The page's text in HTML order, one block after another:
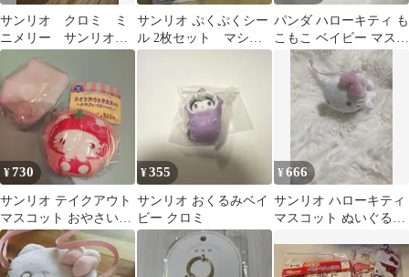
サンリオ クロミ ミ
ニメリー サンリオベ
ビー
サンリオ ぷくぷくシー
ル 2枚セット マシュ
マロシール クロミ
パンダ ハローキティ も
こもこ ベイビー マスコ
ット 2点セット
¥730
サンリオ テイクアウト
マスコット おやさいベ
ビーver. ハローキティ
¥355
サンリオ おくるみベイ
ビー クロミ
¥666
サンリオ ハローキティ
マスコット ぬいぐる
ンク